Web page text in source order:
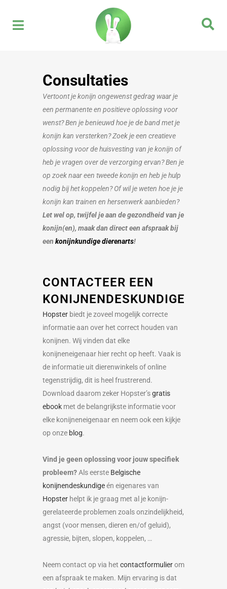
Consultaties
Vertoont je konijn ongewenst gedrag waar je
een permanente en positieve oplossing voor
wenst? Ben je benieuwd hoe je de band met je
konijn kan versterken? Zoek je een creatieve
oplossing voor de huisvesting van je konijn of
heb je vragen over de verzorging ervan? Ben je
op zoek naar een tweede konijn en heb je hulp
nodig bij het koppelen? Of wil je weten hoe je je
konijn kan trainen en hersenwerk aanbieden?
Let wel op, twijfel je aan de gezondheid van je
konijn(en), maak dan direct een afspraak bij
een konijnkundige dierenarts!
CONTACTEER EEN
KONIJNENDESKUNDIGE
Hopster biedt je zoveel mogelijk correcte
informatie aan over het correct houden van
konijnen. Wij vinden dat elke
konijneneigenaar hier recht op heeft. Vaak is
de informatie uit dierenwinkels of online
tegenstrijdig, dit is heel frustrerend.
Download daarom zeker Hopster’sgratis
ebook met de belangrijkste informatie voor
elke konijneneigenaar en neem ook een kijkje
op onze blog.
Vind je geen oplossing voor jouw specifiek
probleem?Als eerste Belgische
konijnendeskundigeén eigenares van
Hopster helpt ik je graag met al je konijn-
gerelateerde problemen zoals onzindelijkheid,
angst (voor mensen, dieren en/of geluid),
agressie, bijten, slopen, koppelen, …
Neem contact op via het contactformulierom
een afspraak te maken. Mijn ervaring is dat